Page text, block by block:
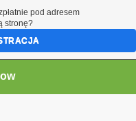
pod adresem
stronę?